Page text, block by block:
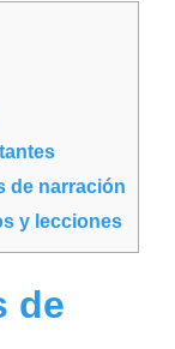
de narración
y lecciones
de